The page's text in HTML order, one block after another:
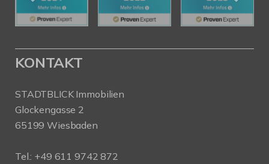
KONTAKT
STADTBLICK Immobilien
Glockengasse 2
65199 Wiesbaden
Tel.: +49 611 9742 872